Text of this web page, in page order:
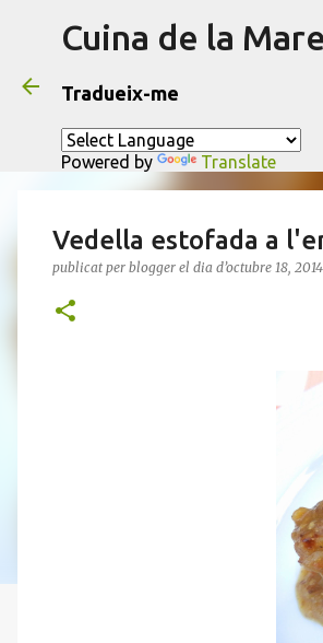
Cuina de la Mare
Tradueix-me
Powered by Translate
Vedella estofada a
publicat per blogger el dia d’octubre 18, 2014